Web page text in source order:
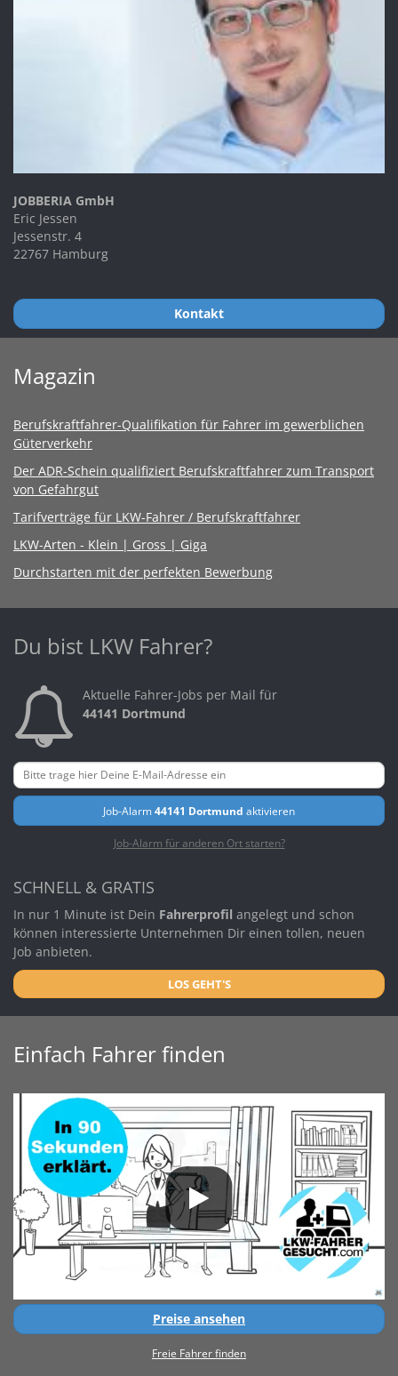
JOBBERIA GmbH
Eric Jessen
Jessenstr. 4
22767 Hamburg
Kontakt
Magazin
Berufskraftfahrer-Qualifikation für Fahrer im gewerblichen
Güterverkehr
Der ADR-Schein qualifiziert Berufskraftfahrer zum Transport
von Gefahrgut
Tarifverträge für LKW-Fahrer / Berufskraftfahrer
LKW-Arten - Klein | Gross | Giga
Durchstarten mit der perfekten Bewerbung
Du bist LKW Fahrer?
Aktuelle Fahrer-Jobs per Mail für
44141 Dortmund
Job-Alarm44141 Dortmund aktivieren
Job-Alarm für anderen Ort starten?
SCHNELL & GRATIS
In nur 1 Minute ist Dein Fahrerprofil angelegt und schon
können interessierte Unternehmen Dir einen tollen, neuen
Job anbieten.
LOS GEHT'S
Einfach Fahrer finden
Preise ansehen
Freie Fahrer finden